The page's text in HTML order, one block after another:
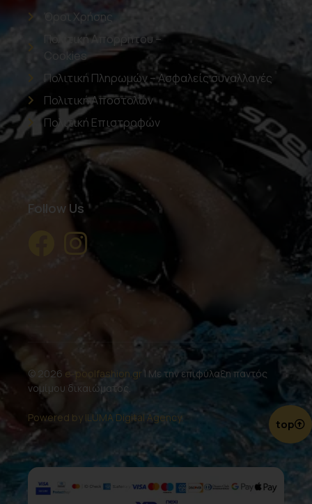
Όροι Χρήσης
Πολιτική Απορρήτου –
Cookies
Πολιτική Πληρωμών – Ασφαλείς συναλλαγές
Πολιτική Αποστολών
Πολιτική Επιστροφών
Follow Us
© 2026 e-poolfashion.gr | Με την επιφύλαξη παντός
νομίμου δικαιώματος.
Powered by ILUMA Digital Agency. top